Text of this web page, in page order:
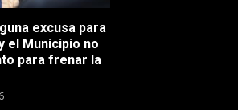
excusa para
el Municipio no
para frenar la